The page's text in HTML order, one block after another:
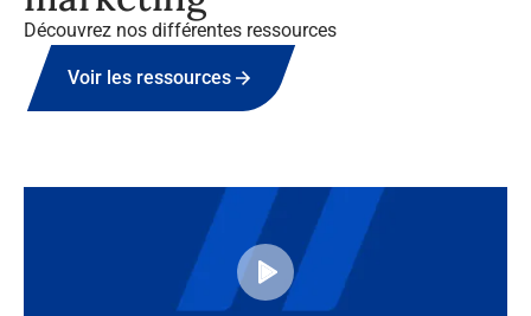
Découvrez nos différentes ressources
Voir les ressources